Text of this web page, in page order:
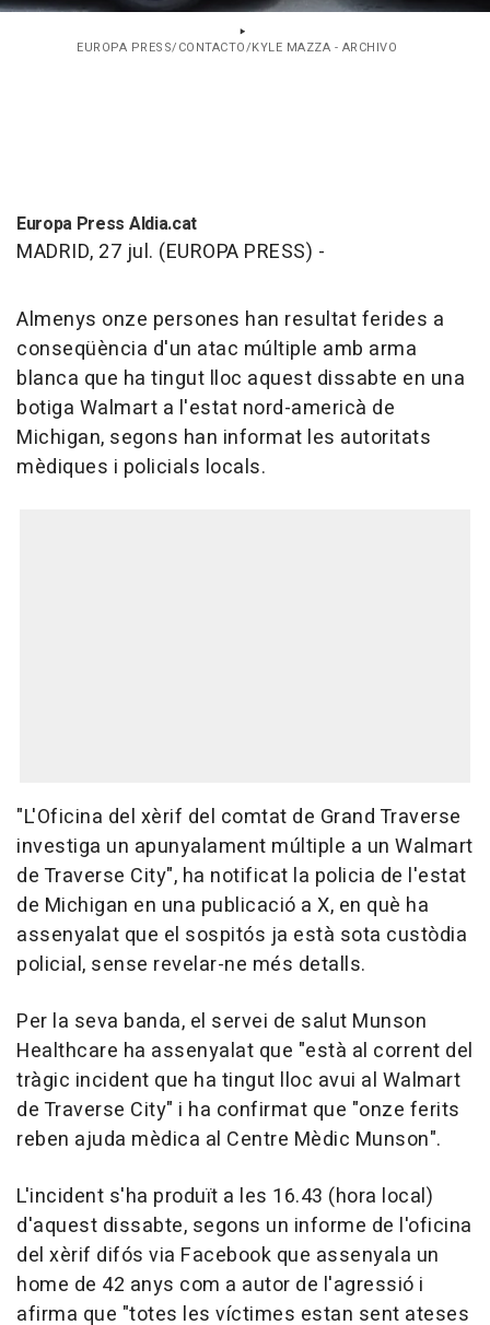
EUROPA PRESS/CONTACTO/KYLE MAZZA - ARCHIVO
Europa Press Aldia.cat
MADRID, 27 jul. (EUROPA PRESS) -
Almenys onze persones han resultat ferides a
conseqüència d'un atac múltiple amb arma
blanca que ha tingut lloc aquest dissabte en una
botiga Walmart a l'estat nord-americà de
Michigan, segons han informat les autoritats
mèdiques i policials locals.
"L'Oficina del xèrif del comtat de Grand Traverse
investiga un apunyalament múltiple a un Walmart
de Traverse City", ha notificat la policia de l'estat
de Michigan en una publicació a X, en què ha
assenyalat que el sospitós ja està sota custòdia
policial, sense revelar-ne més detalls.
Per la seva banda, el servei de salut Munson
Healthcare ha assenyalat que "està al corrent del
tràgic incident que ha tingut lloc avui al Walmart
de Traverse City" i ha confirmat que "onze ferits
reben ajuda mèdica al Centre Mèdic Munson".
L'incident s'ha produït a les 16.43 (hora local)
d'aquest dissabte, segons un informe de l'oficina
del xèrif difós via Facebook que assenyala un
home de 42 anys com a autor de l'agressió i
afirma que "totes les víctimes estan sent ateses